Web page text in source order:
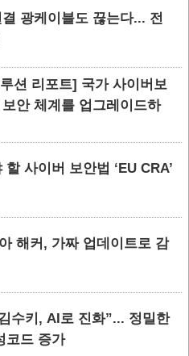
광케이블도 끊는다... 전
션 리포트] 국가 사이버보
안 체계를 업그레이드하
사이버 보안법 ‘EU CRA’
해커, 가짜 업데이트로 감
수키, AI로 진화”... 정밀한
코드 증가